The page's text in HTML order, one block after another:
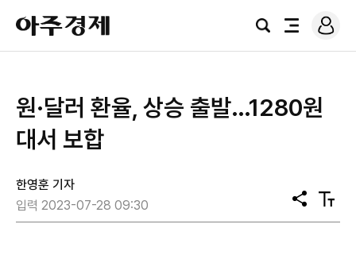
아
주
경
검
전
로
그
원·달러 환율, 상승 출발…1280원
대서 보합
한영훈 기자
입력 2023-07-28 09:30
공
유
텍
스